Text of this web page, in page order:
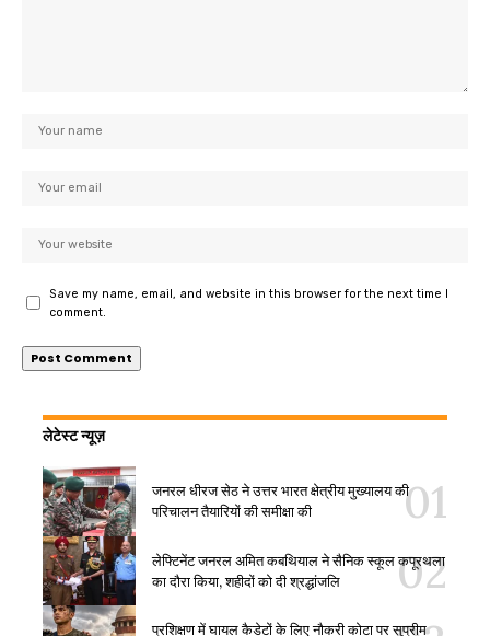
Save my name, email, and website in this browser for the next time I
comment.
लेटेस्ट न्यूज़
जनरल धीरज सेठ ने उत्तर भारत क्षेत्रीय मुख्यालय की
परिचालन तैयारियों की समीक्षा की
लेफ्टिनेंट जनरल अमित कबथियाल ने सैनिक स्कूल कपूरथला
का दौरा किया, शहीदों को दी श्रद्धांजलि
प्रशिक्षण में घायल कैडेटों के लिए नौकरी कोटा पर सुप्रीम